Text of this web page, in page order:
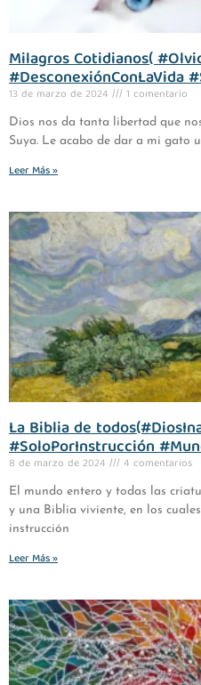
Milagros Cotidianos(
#DesconexiónConLaVida
13 de marzo de 2024 1 comentario
Dios nos da tanta libertad que
Suya. Le acabo de dar a mi gato
Leer Más »
La Biblia de
#SoloPorInstrucción
8 de marzo de 2024 4 comentarios
El mundo entero y todas las
y una Biblia viviente, en los
instrucción
Leer Más »